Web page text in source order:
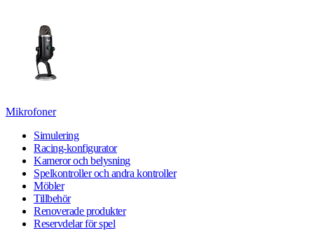
Mikrofoner
Simulering
Racing-konfigurator
Kameror och belysning
Spelkontroller och andra kontroller
Möbler
Tillbehör
Renoverade produkter
Reservdelar för spel